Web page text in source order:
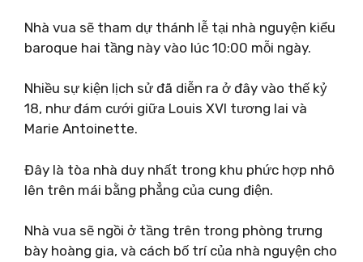
Nhà vua sẽ tham dự thánh lễ tại nhà nguyện kiểu
baroque hai tầng này vào lúc 10:00 mỗi ngày.
Nhiều sự kiện lịch sử đã diễn ra ở đây vào thế kỷ
18, như đám cưới giữa Louis XVI tương lai và
Marie Antoinette.
Đây là tòa nhà duy nhất trong khu phức hợp nhô
lên trên mái bằng phẳng của cung điện.
Nhà vua sẽ ngồi ở tầng trên trong phòng trưng
bày hoàng gia, và cách bố trí của nhà nguyện cho